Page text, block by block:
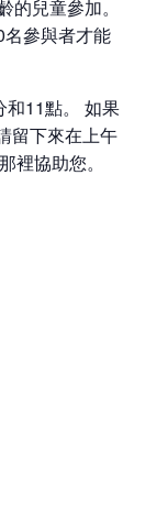
兒童參加。
參與者才能
和11點。 如果
留下來在上午
裡協助您。